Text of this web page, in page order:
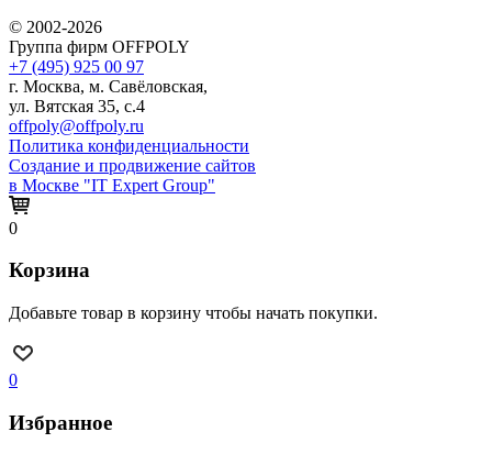
© 2002-2026
Группа фирм OFFPOLY
+7 (495) 925 00 97
г. Москва, м. Савёловская,
ул. Вятская 35, с.4
offpoly@offpoly.ru
Политика конфиденциальности
Создание и продвижение сайтов
в Москве "IT Expert Group"
0
Корзина
Добавьте товар в корзину чтобы начать покупки.
0
Избранное